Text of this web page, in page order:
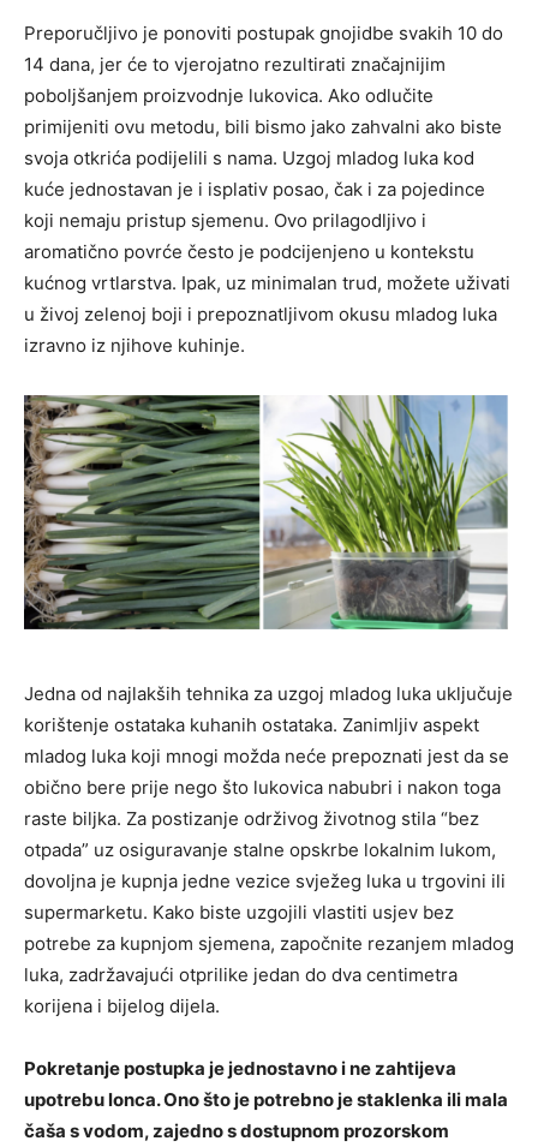
Preporučljivo je ponoviti postupak gnojidbe svakih 10 do
14 dana, jer će to vjerojatno rezultirati značajnijim
poboljšanjem proizvodnje lukovica. Ako odlučite
primijeniti ovu metodu, bili bismo jako zahvalni ako biste
svoja otkrića podijelili s nama. Uzgoj mladog luka kod
kuće jednostavan je i isplativ posao, čak i za pojedince
koji nemaju pristup sjemenu. Ovo prilagodljivo i
aromatično povrće često je podcijenjeno u kontekstu
kućnog vrtlarstva. Ipak, uz minimalan trud, možete uživati
​​u živoj zelenoj boji i prepoznatljivom okusu mladog luka
izravno iz njihove kuhinje.
Jedna od najlakših tehnika za uzgoj mladog luka uključuje
korištenje ostataka kuhanih ostataka. Zanimljiv aspekt
mladog luka koji mnogi možda neće prepoznati jest da se
obično bere prije nego što lukovica nabubri i nakon toga
raste biljka. Za postizanje održivog životnog stila “bez
otpada” uz osiguravanje stalne opskrbe lokalnim lukom,
dovoljna je kupnja jedne vezice svježeg luka u trgovini ili
supermarketu. Kako biste uzgojili vlastiti usjev bez
potrebe za kupnjom sjemena, započnite rezanjem mladog
luka, zadržavajući otprilike jedan do dva centimetra
korijena i bijelog dijela.
Pokretanje postupka je jednostavno i ne zahtijeva
upotrebu lonca. Ono što je potrebno je staklenka ili mala
čaša s vodom, zajedno s dostupnom prozorskom